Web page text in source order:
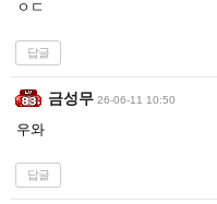
ㅇㄷ
답글
금성무 26-06-11 10:50
우와
답글